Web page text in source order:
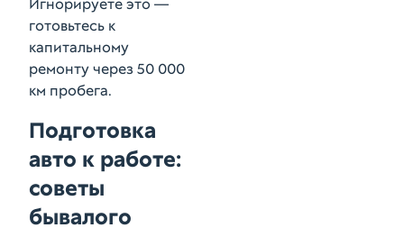
Игнорируете это —
готовьтесь к
капитальному
ремонту через 50 000
км пробега.
Подготовка
авто к работе:
советы
бывалого